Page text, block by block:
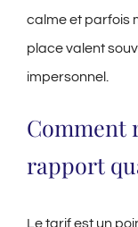
calme et parfois
place valent
impersonnel.
Comment
rapport
Le tarif est un